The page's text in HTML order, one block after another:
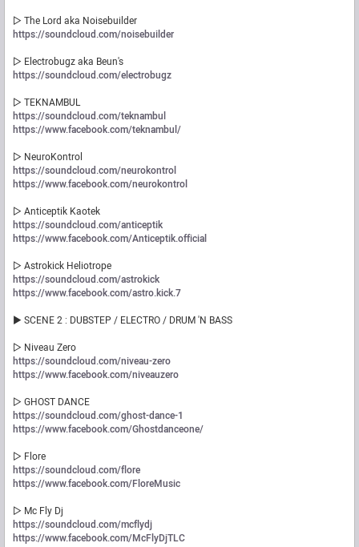
▷ The Lord aka Noisebuilder
https://soundcloud.com/noisebuilder
▷ Electrobugz aka Beun's
https://soundcloud.com/electrobugz
▷ TEKNAMBUL
https://soundcloud.com/teknambul
https://www.facebook.com/teknambul/
▷ NeuroKontrol
https://soundcloud.com/neurokontrol
https://www.facebook.com/neurokontrol
▷ Anticeptik Kaotek
https://soundcloud.com/anticeptik
https://www.facebook.com/Anticeptik.official
▷ Astrokick Heliotrope
https://soundcloud.com/astrokick
https://www.facebook.com/astro.kick.7
► SCENE 2 : DUBSTEP / ELECTRO / DRUM 'N BASS
▷ Niveau Zero
https://soundcloud.com/niveau-zero
https://www.facebook.com/niveauzero
▷ GHOST DANCE
https://soundcloud.com/ghost-dance-1
https://www.facebook.com/Ghostdanceone/
▷ Flore
https://soundcloud.com/flore
https://www.facebook.com/FloreMusic
▷ Mc Fly Dj
https://soundcloud.com/mcflydj
https://www.facebook.com/McFlyDjTLC